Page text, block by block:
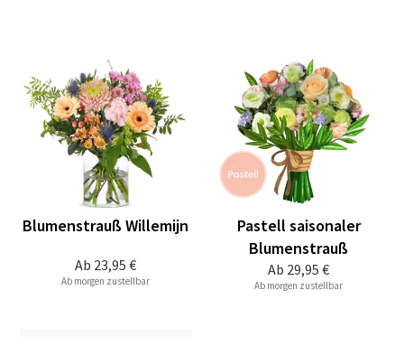
Ab 23,95 €
Blumenstrauß Willemijn
Ab morgen zustellbar
Ab 29,95 €
Pastell saisonaler
Blumenstrauß
Ab morgen zustellbar